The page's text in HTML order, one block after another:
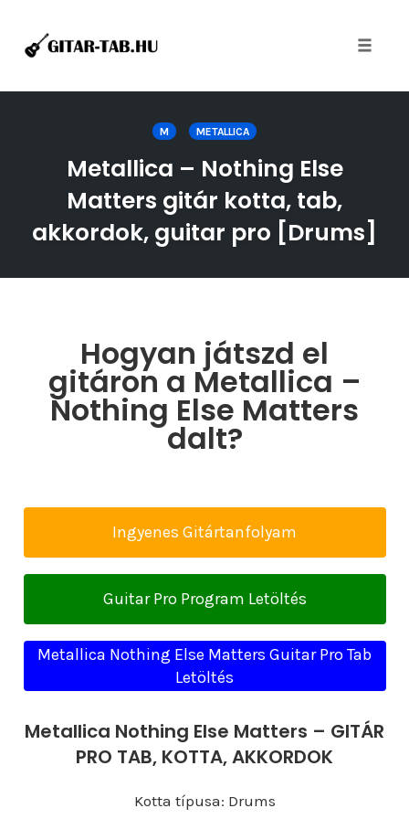
M METALLICA
Metallica – Nothing Else
Matters gitár kotta, tab,
akkordok, guitar pro [Drums]
Hogyan játszd el
gitáron a Metallica –
Nothing Else Matters
dalt?
Ingyenes Gitártanfolyam
Guitar Pro Program Letöltés
Metallica Nothing Else Matters Guitar Pro Tab
Letöltés
Metallica Nothing Else Matters – GITÁR
PRO TAB, KOTTA, AKKORDOK
Kotta típusa: Drums